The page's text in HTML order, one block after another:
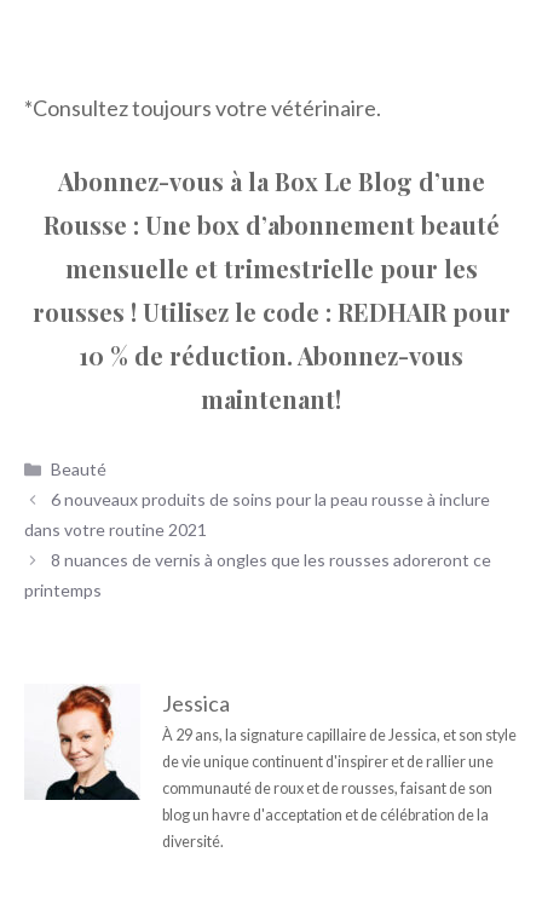
*Consultez toujours votre vétérinaire.
Abonnez-vous à la Box Le Blog d’une
Rousse : Une box d’abonnement beauté
mensuelle et trimestrielle pour les
rousses ! Utilisez le code : REDHAIR pour
10 % de réduction. Abonnez-vous
maintenant!
Catégories
Beauté
6 nouveaux produits de soins pour la peau rousse à inclure
dans votre routine 2021
8 nuances de vernis à ongles que les rousses adoreront ce
printemps
Jessica
À 29 ans, la signature capillaire de Jessica, et son style
de vie unique continuent d'inspirer et de rallier une
communauté de roux et de rousses, faisant de son
blog un havre d'acceptation et de célébration de la
diversité.